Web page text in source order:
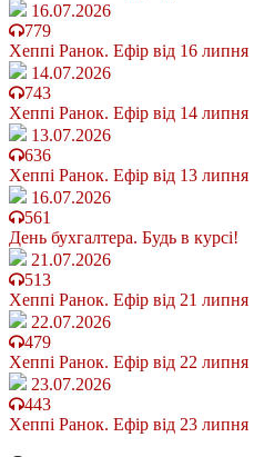
16.07.2026
779
Хеппі Ранок. Ефір від 16 липня
14.07.2026
743
Хеппі Ранок. Ефір від 14 липня
13.07.2026
636
Хеппі Ранок. Ефір від 13 липня
16.07.2026
561
День бухгалтера. Будь в курсі!
21.07.2026
513
Хеппі Ранок. Ефір від 21 липня
22.07.2026
479
Хеппі Ранок. Ефір від 22 липня
23.07.2026
443
Хеппі Ранок. Ефір від 23 липня